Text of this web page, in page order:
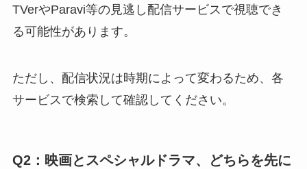
TVerやParavi等の見逃し配信サービスで視聴でき
る可能性があります。
ただし、配信状況は時期によって変わるため、各
サービスで検索して確認してください。
Q2：映画とスペシャルドラマ、どちらを先に